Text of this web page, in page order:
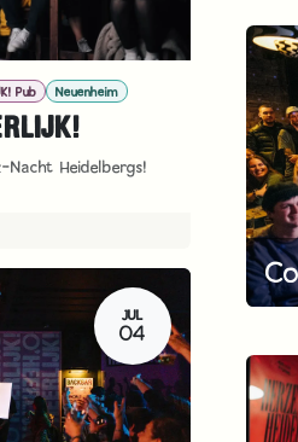
Pub Neuenheim
Nacht Heidelbergs!
JUL
04